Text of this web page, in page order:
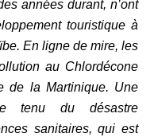
années durant, n’ont
touristique à
En ligne de mire, les
au Chlordécone
de la Martinique. Une
tenu du désastre
sanitaires, qui est